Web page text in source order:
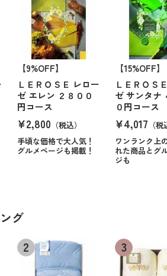
【9%OFF】
ＬＥＲＯＳＥ レロー
ゼ エレン ２８００
円コース
¥2,800 （税込）
手頃な価格で大人気！
グルメページも掲載！
【15%OFF】
ＬＥＲＯＳ
ゼ サンタナ
０円コース
¥4,017 （
ワンランク上
れた商品とグ
ジも
グ